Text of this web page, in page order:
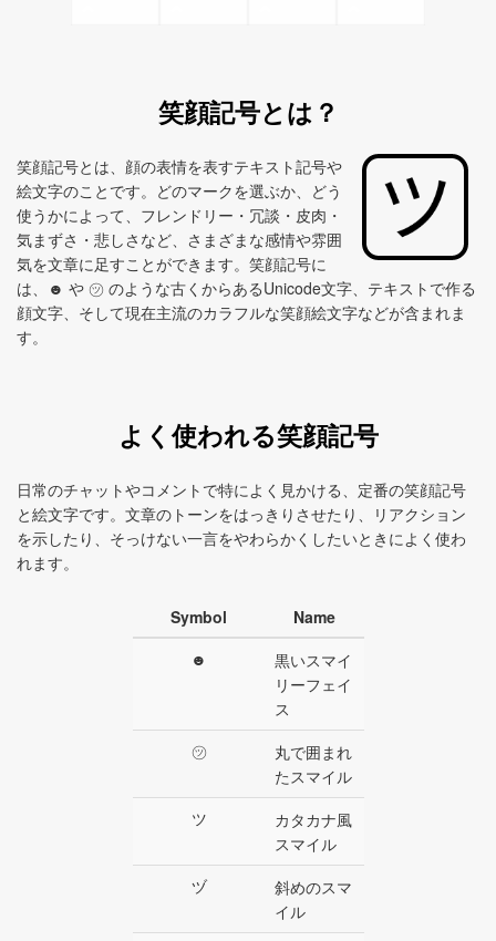
笑顔記号とは？
笑顔記号とは、顔の表情を表すテキスト記号や
絵文字のことです。どのマークを選ぶか、どう
使うかによって、フレンドリー・冗談・皮肉・
気まずさ・悲しさなど、さまざまな感情や雰囲
気を文章に足すことができます。笑顔記号に
は、☻ や ㋡ のような古くからあるUnicode文字、テキストで作る
顔文字、そして現在主流のカラフルな笑顔絵文字などが含まれま
す。
よく使われる笑顔記号
日常のチャットやコメントで特によく見かける、定番の笑顔記号
と絵文字です。文章のトーンをはっきりさせたり、リアクション
を示したり、そっけない一言をやわらかくしたいときによく使わ
れます。
Symbol
Name
☻
黒いスマイ
リーフェイ
ス
㋡
丸で囲まれ
たスマイル
ツ
カタカナ風
スマイル
ヅ
斜めのスマ
イル